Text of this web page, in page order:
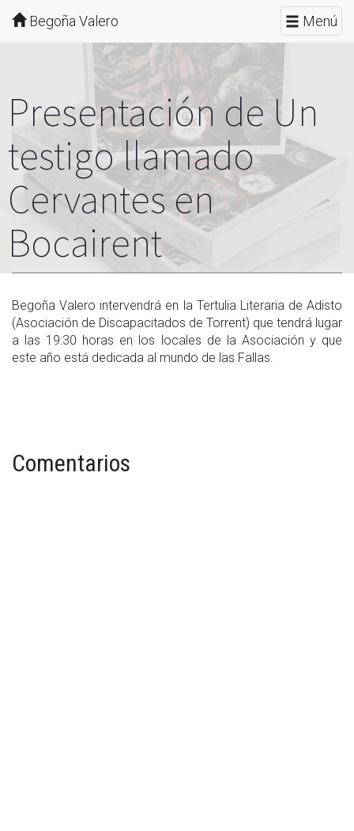
Menú
Begoña Valero
Presentación de Un
testigo llamado
Cervantes en
Bocairent
Begoña Valero intervendrá en la Tertulia Literaria de Adisto
(Asociación de Discapacitados de Torrent) que tendrá lugar
a las 19:30 horas en los locales de la Asociación y que
este año está dedicada al mundo de las Fallas.
Comentarios